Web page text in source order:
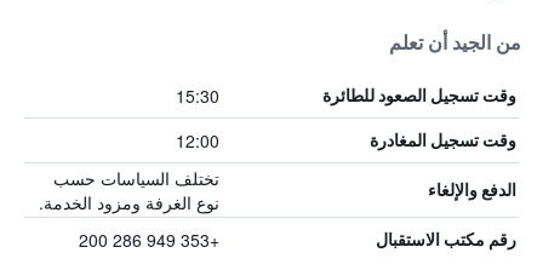
من الجيد أن تعلم
وقت تسجيل الصعود للطائرة 15:30
وقت تسجيل المغادرة 12:00
الدفع والإلغاء
تختلف السياسات حسب
نوع الغرفة ومزود الخدمة.
رقم مكتب الاستقبال +353 949 286 200